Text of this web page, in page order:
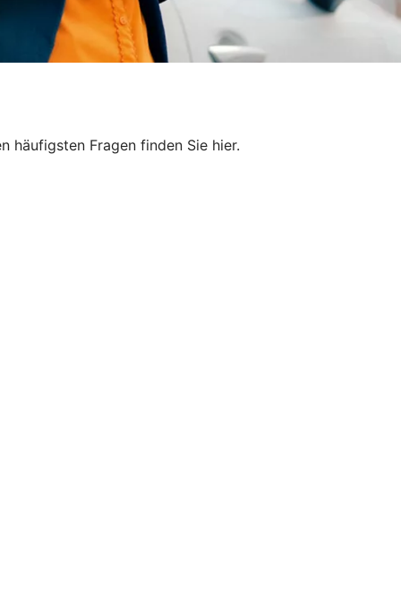
häufigsten Fragen finden Sie hier.